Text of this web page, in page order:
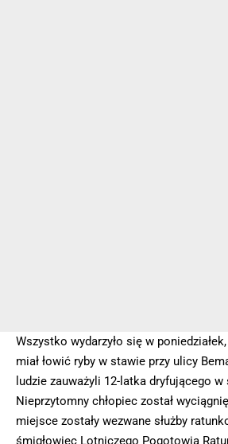
Wszystko wydarzyło się w
miał łowić ryby w stawie przy ulicy
ludzie zauważyli 12-latka dryfującego w
Nieprzytomny chłopiec został
miejsce zostały wezwane służby
śmigłowiec Lotniczego Pogotowia